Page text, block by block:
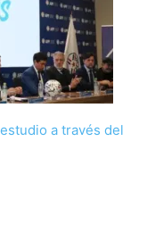
a través del